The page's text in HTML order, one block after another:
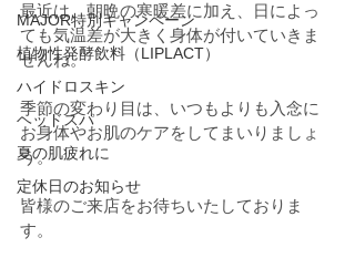
MAJOR特別キャンペーン
植物性発酵飲料（LIPLACT）
ハイドロスキン
ヘッドスパ
夏の肌疲れに
定休日のお知らせ
最近は、朝晩の寒暖差に加え、日によっ
ても気温差が大きく身体が付いていきま
せんね。
季節の変わり目は、いつもよりも入念に
お身体やお肌のケアをしてまいりましょ
う。
皆様のご来店をお待ちいたしておりま
す。